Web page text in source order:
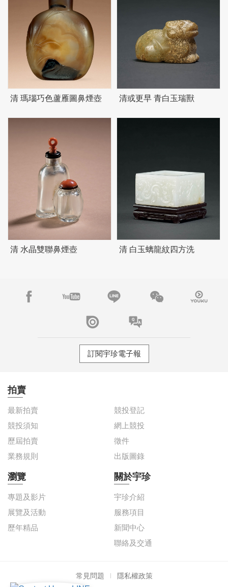
清 瑪瑙巧色蘆雁圖鼻煙壺 清或更早 青白玉瑞獸
清 水晶雙聯鼻煙壺 清 白玉螭龍紋四方洗
訂閱宇珍電子報
拍賣
最新拍賣
競投登記
競投須知
網上競投
歷屆拍賣
徵件
業務規則
出版圖錄
瀏覽
專題及影片
展覽及活動
歷年精品
關於宇珍
宇珍介紹
服務項目
新聞中心
聯絡及交通
常見問題 隱私權政策